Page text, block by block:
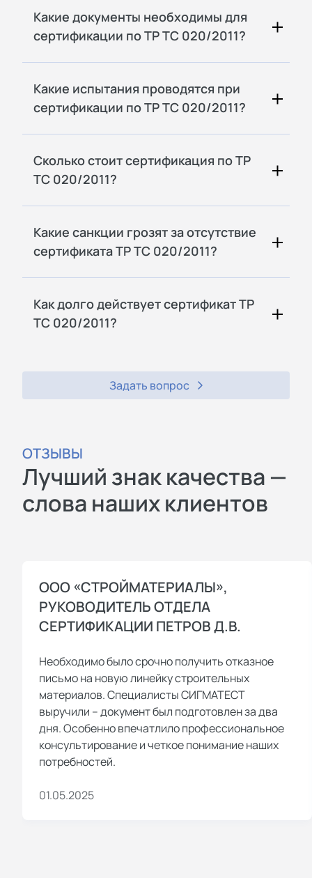
Какие документы необходимы для
сертификации по ТР ТС 020/2011?
Какие испытания проводятся при
сертификации по ТР ТС 020/2011?
Сколько стоит сертификация по ТР
ТС 020/2011?
Какие санкции грозят за отсутствие
сертификата ТР ТС 020/2011?
Как долго действует сертификат ТР
ТС 020/2011?
Задать вопрос
ОТЗЫВЫ
Лучший знак качества —
слова наших клиентов
ООО «СТРОЙМАТЕРИАЛЫ»,
РУКОВОДИТЕЛЬ ОТДЕЛА
СЕРТИФИКАЦИИ ПЕТРОВ Д.В.
Необходимо было срочно получить отказное
письмо на новую линейку строительных
материалов. Специалисты СИГМАТЕСТ
выручили – документ был подготовлен за два
дня. Особенно впечатлило профессиональное
консультирование и четкое понимание наших
потребностей.
01.05.2025